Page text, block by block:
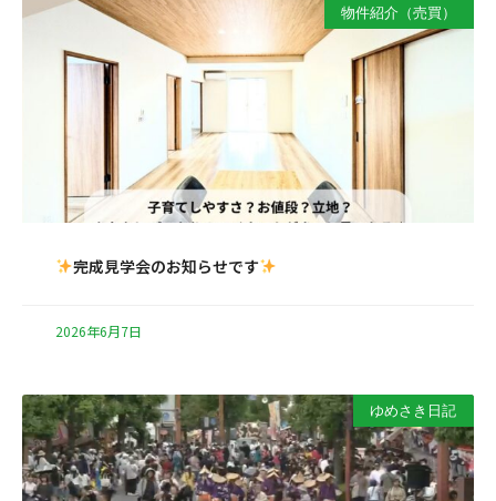
物件紹介（売買）
完成見学会のお知らせです
2026年6月7日
ゆめさき日記